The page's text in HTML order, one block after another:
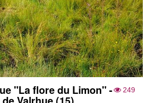
249
"La flore du Limon" -